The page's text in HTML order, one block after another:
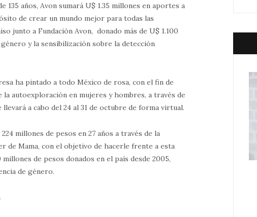
135 años, Avon sumará U$ 1.35 millones en aportes a
de crear un mundo mejor para todas las
junto a Fundación Avon, donado más de U$ 1.100
y la sensibilización sobre la detección
ha pintado a todo México de rosa, con el fin de
autoexploración en mujeres y hombres, a través de
llevará a cabo del 24 al 31 de octubre de forma virtual.
millones de pesos en 27 años a través de la
de Mama, con el objetivo de hacerle frente a esta
millones de pesos donados en el país desde 2005,
de género.